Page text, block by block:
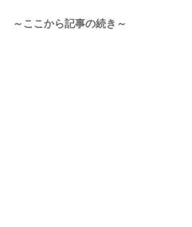
～ここから記事の続き～